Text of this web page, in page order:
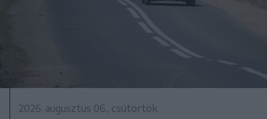
2026. augusztus 06., csütörtök